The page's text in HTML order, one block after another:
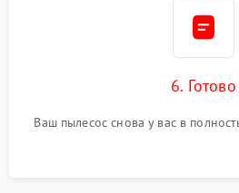
6. Готово
Ваш пылесос снова у вас в